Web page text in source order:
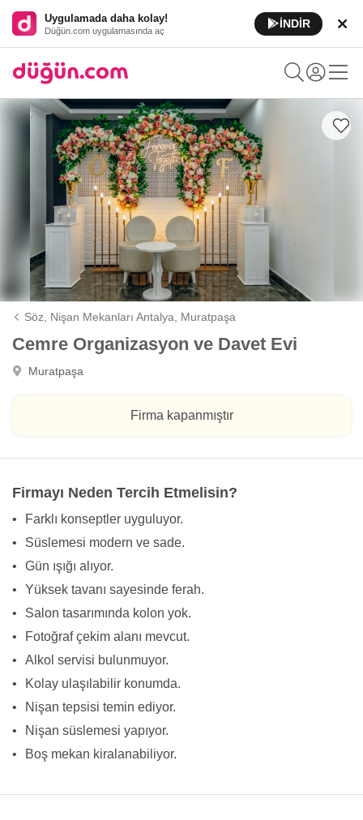
Uygulamada daha kolay!
Düğün.com uygulamasında aç
İNDİR
Söz, Nişan Mekanları Antalya, Muratpaşa
Cemre Organizasyon ve Davet Evi
Muratpaşa
Firma kapanmıştır
Firmayı Neden Tercih Etmelisin?
•
Farklı konseptler uyguluyor.
•
Süslemesi modern ve sade.
•
Gün ışığı alıyor.
•
Yüksek tavanı sayesinde ferah.
•
Salon tasarımında kolon yok.
•
Fotoğraf çekim alanı mevcut.
•
Alkol servisi bulunmuyor.
•
Kolay ulaşılabilir konumda.
•
Nişan tepsisi temin ediyor.
•
Nişan süslemesi yapıyor.
•
Boş mekan kiralanabiliyor.